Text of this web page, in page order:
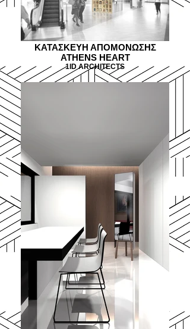
KATAΣΚΕΥΗ ΑΠΟΜΟΝΩΣΗΣ
ATHENS HEART
1ID ARCHITECTS